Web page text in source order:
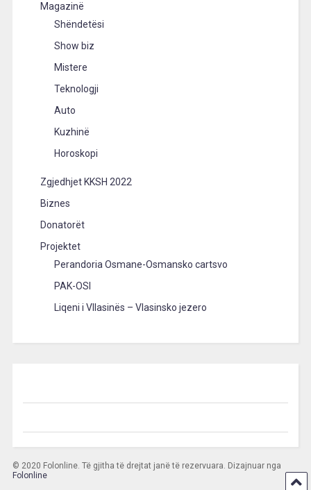
Magazinë
Shëndetësi
Show biz
Mistere
Teknologji
Auto
Kuzhinë
Horoskopi
Zgjedhjet KKSH 2022
Biznes
Donatorët
Projektet
Perandoria Osmane-Osmansko cartsvo
PAK-OSI
Liqeni i Vllasinës – Vlasinsko jezero
© 2020 Folonline. Të gjitha të drejtat janë të rezervuara. Dizajnuar nga
Folonline